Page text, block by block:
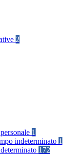
2
1
indeterminato 1
172